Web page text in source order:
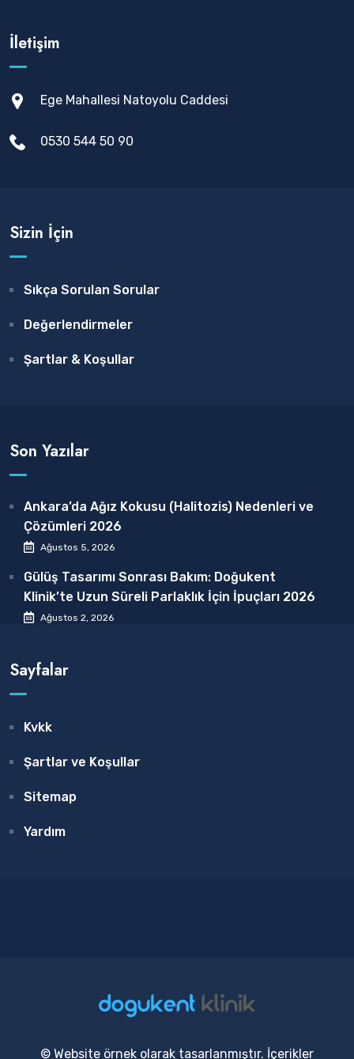
İletişim
Ege Mahallesi Natoyolu Caddesi
0530 544 50 90
Sizin İçin
Sıkça Sorulan Sorular
Değerlendirmeler
Şartlar & Koşullar
Son Yazılar
Ankara’da Ağız Kokusu (Halitozis) Nedenleri ve
Çözümleri 2026
Ağustos 5, 2026
Gülüş Tasarımı Sonrası Bakım: Doğukent
Klinik’te Uzun Süreli Parlaklık İçin İpuçları 2026
Ağustos 2, 2026
Sayfalar
Kvkk
Şartlar ve Koşullar
Sitemap
Yardım
© Website örnek olarak tasarlanmıştır. İçerikler